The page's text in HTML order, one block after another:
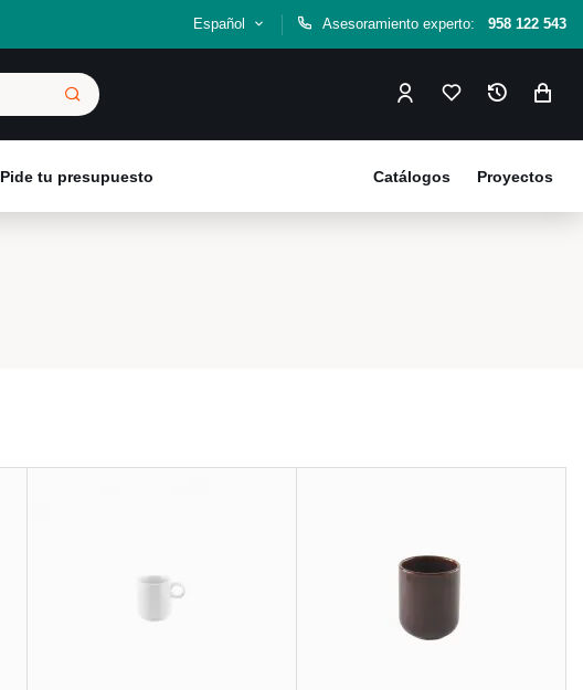
Español Asesoramiento experto: 958 122 543
Pide tu presupuesto Proyectos
Catálogos